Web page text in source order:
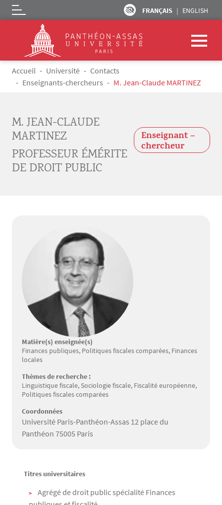
Aller au contenu principal
FRANÇAIS ENGLISH
Logo
Fil d'Ariane
Accueil Université
Contacts
Enseignants-chercheurs
M. Jean-Claude MARTINEZ
M. JEAN-CLAUDE
MARTINEZ
PROFESSEUR ÉMÉRITE
DE DROIT PUBLIC
Enseignant –
chercheur
Matière(s) enseignée(s)
Finances publiques, Politiques fiscales comparées, Finances
locales
Thèmes de recherche :
Linguistique fiscale, Sociologie fiscale, Fiscalité européenne,
Politiques fiscales comparées
Coordonnées
Université Paris-Panthéon-Assas 12 place du
Panthéon 75005 Paris
Texte
Titres universitaires
Agrégé de droit public spécialité Finances